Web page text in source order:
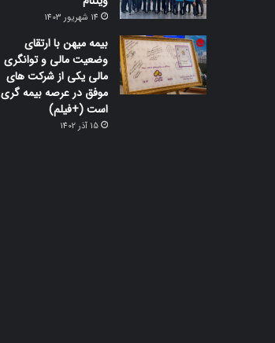
14 شهریور 1403
بیمه میهن با ارتقای
وضعیت مالی و توانگری
مالی یکی از شرکت های
موفق در عرصه بیمه گری
است (+فیلم)
15 آذر 1402